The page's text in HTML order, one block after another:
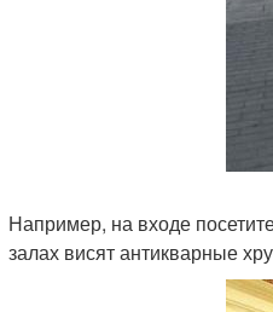
Например, на входе
залах висят антикварные